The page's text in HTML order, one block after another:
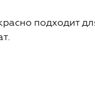
подходит